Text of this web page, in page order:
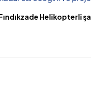
Helikopterli